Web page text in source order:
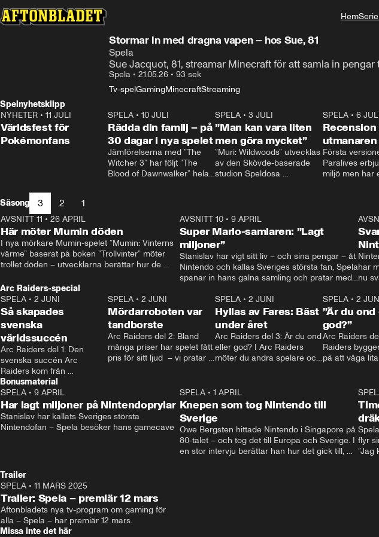
Hem
Stormar in med dragna vapen – hos Sue, 81
Spela
Sue Jacquot, 81, streamar Minecraft för att samla in
Spela • 21.05.26 • 93 sek
Tv-spelGamingMinecraftStreaming
Spelnyhetsklipp
0:58
NYHETER • 11 JULI
Världsfest för
Pokémonfans
1:54
SPELA •10 JULI
Rädda din familj – på
30 dagar i nya spelet
Jämförelserna med ”The
Witcher 3” har följt ”The
Blood of Dawnwalker” hela
– Redan från början förstod
vi att vi behövde vår egen
identitet, säger han.
SPELA •3 JULI
”Man kan vara liten
men göra mycket”
”Muri: Wildwoods” utvecklas
av den Skövde-baserade
studion Speldosa
mus som åker till en
förorenad ö för att tvätta
rent den och rädda de
gulliga varelserna som bor
där.
SPELA• 6
Första
Paralives
miljö men har
Säsong 3 2 1
AVSNITT 11 • 26 APRIL
Här möter Mumin döden
I nya mörkare Mumin-spelet ”Mumin: Vinterns
värme” baserat på boken ”Trollvinter” möter
trollet döden – utvecklarna berättar hur de
spela.aftonbladet.se • Kontakt:
spela@aftonbladet.se
1:43
AVSNITT 10• 9 APRIL
Super Mario-samlaren: ”Lagt
miljoner”
Stanislav har vigt sitt liv – och sina pengar – åt
Nintendo och kallas Sveriges största fan, Spela
spanar in hans galna samling och pratar med
kropp. • Kontakt: spela@aftonbladet.se • Mer:
spela.aftonbladet.se
har
nu
Arc Raiders-special
2:12
SPELA • 2 JUNI
Så skapades
svenska
världssuccén
Arc Raiders del 1: Den
svenska succén Arc
Raiders kom från
ingenstans och gjorde
braksuccé – men vad är
egentligen förklaringen
bakom?
1:50
SPELA •2 JUNI
Mördarroboten var
tandborste
Arc Raiders del 2: Bland
många priser har spelet fått
pris för sitt ljud  – vi pratar
SPELA •2 JUNI
Hyllas av Fares: Bäst
under året
Arc Raiders del 3: Är du ond
eller god? I Arc Raiders
möter du andra spelare och
SPELA• 2
”Är du
god?”
Arc Raiders
Raiders
på att våga
Bonusmaterial
SPELA • 9 APRIL
Har lagt miljoner på Nintendoprylar
Stanislav har kallats Sveriges största
Nintendofan – Spela besöker hans gamecave
28:48
SPELA• 1 APRIL
Knepen som tog Nintendo till
Sverige
Owe Bergsten hittade Nintendo i Singapore på
80-talet – och tog det till Europa och Sverige. I
en stor intervju berättar han hur det gick till,
flyr
”Jag
Trailer
SPELA • 11 MARS 2025
Trailer: Spela – premiär 12 mars
Aftonbladets nya tv-program om gaming för
alla – Spela – har premiär 12 mars.
Missa inte det här